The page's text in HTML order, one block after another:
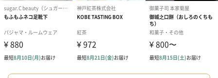
愛らしいぬいぐるみを同梱してお届けします。
誕生日・記念日・出産祝いなどのシーンにおすすめです。